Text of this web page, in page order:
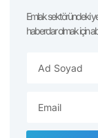
Emlak sektöründeki
haberdar olmak için